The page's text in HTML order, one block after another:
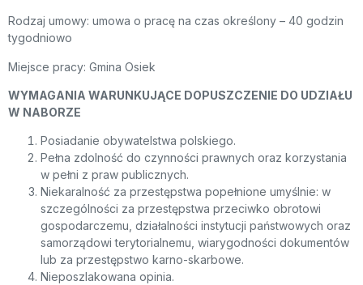
Rodzaj umowy: umowa o pracę na czas określony – 40 godzin
tygodniowo
Miejsce pracy: Gmina Osiek
WYMAGANIA WARUNKUJĄCE DOPUSZCZENIE DO UDZIAŁU
W NABORZE
Posiadanie obywatelstwa polskiego.
Pełna zdolność do czynności prawnych oraz korzystania
w pełni z praw publicznych.
Niekaralność za przestępstwa popełnione umyślnie: w
szczególności za przestępstwa przeciwko obrotowi
gospodarczemu, działalności instytucji państwowych oraz
samorządowi terytorialnemu, wiarygodności dokumentów
lub za przestępstwo karno-skarbowe.
Nieposzlakowana opinia.